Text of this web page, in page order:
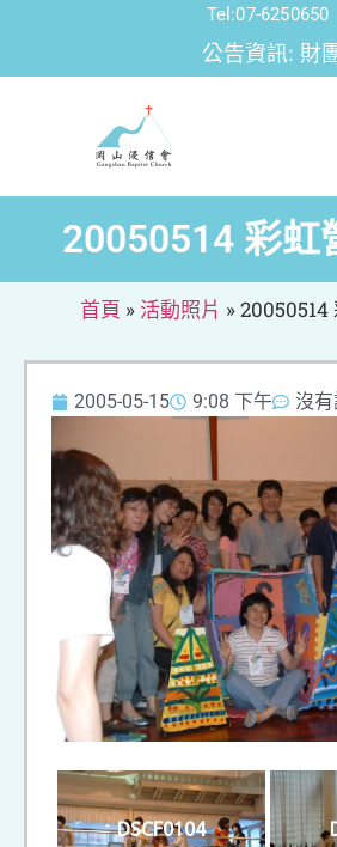
Tel:07-6250650
公告資訊: 財團
20050514 彩虹
首頁 » 活動照片 »20050514
2005-05-15 9:08 下午 沒
DSCF0104